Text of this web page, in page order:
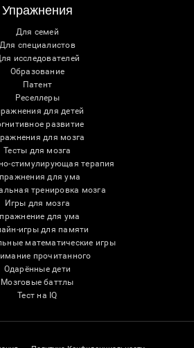
Упражнения
Для семей
Для специалистов
исследователей
Образование
Патент
Реселлеры
для детей
развитие
для мозга
Тесты для мозга
стимулирующая терапия
для ума
тренировка мозга
Игры для мозга
для ума
игры для памяти
математические игры
прочитанного
Одарённые дети
Мозговые баттлы
Тест на IQ